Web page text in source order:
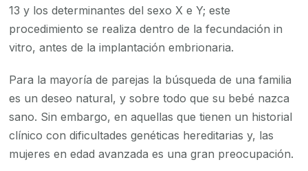
13 y los determinantes del sexo X e Y; este
procedimiento se realiza dentro de la fecundación in
vitro, antes de la implantación embrionaria.
Para la mayoría de parejas la búsqueda de una familia
es un deseo natural, y sobre todo que su bebé nazca
sano. Sin embargo, en aquellas que tienen un historial
clínico con dificultades genéticas hereditarias y, las
mujeres en edad avanzada es una gran preocupación.